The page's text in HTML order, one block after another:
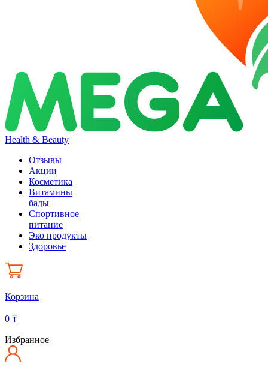
Health & Beauty
Отзывы
Акции
Косметика
Витамины
бады
Спортивное
питание
Эко продукты
Здоровье
Корзина
0 ₸
Избранное